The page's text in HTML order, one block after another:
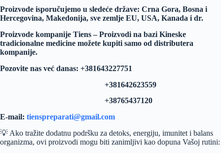
Proizvode isporučujemo u sledeće države: Crna Gora, Bosna i
Hercegovina, Makedonija, sve zemlje EU, USA, Kanada i dr.
Proizvode kompanije Tiens – Proizvodi na bazi Kineske
tradicionalne medicine možete kupiti samo od distributera
kompanije.
Pozovite nas već danas: +381643227751
+381642623559
+38765437120
E-mail: tienspreparati@gmail.com
💡 Ako tražite dodatnu podršku za detoks, energiju, imunitet i balans
organizma, ovi proizvodi mogu biti zanimljivi kao dopuna Vašoj rutini: